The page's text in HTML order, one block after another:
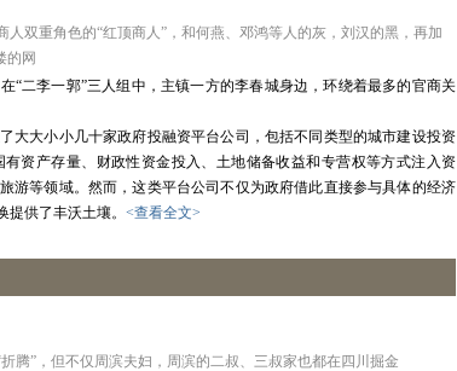
双重角色的“红顶商人”，和何燕、邓鸿等人的灰，刘汉的黑，再加
的网
李一郭”三人组中，主镇一方的李春城身边，环绕着最多的官商关
大小小几十家政府投融资平台公司，包括不同类型的城市建设投资
资产存量、财政性资金投入、土地储备收益和专营权等方式注入资
游等领域。然而，这类平台公司不仅为政府借此直接参与具体的经济
供了丰沃土壤。 <查看全文>
腾”，但不仅周滨夫妇，周滨的二叔、三叔家也都在四川掘金